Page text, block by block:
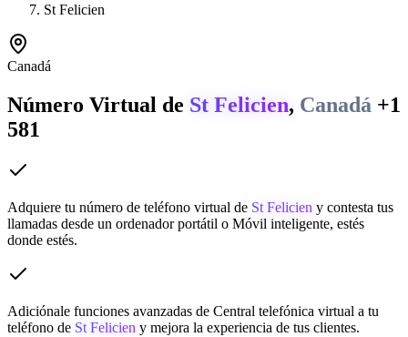
St Felicien
Canadá
Número Virtual de St Felicien, Canadá +1
581
Adquiere tu número de teléfono virtual de St Felicien y contesta tus
llamadas desde un ordenador portátil o Móvil inteligente, estés
donde estés.
Adiciónale funciones avanzadas de Central telefónica virtual a tu
teléfono de St Felicien y mejora la experiencia de tus clientes.